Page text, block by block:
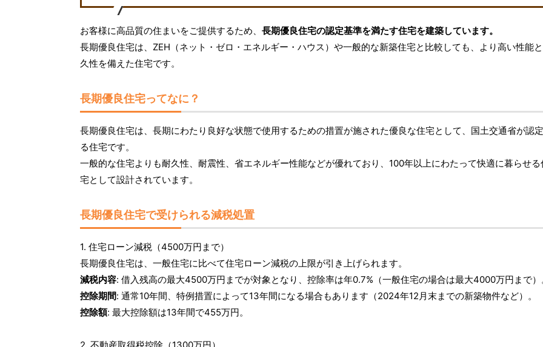
お客様に高品質の住まいをご提供するため、 長期優良住宅の認定基準を満たす住宅を建築しています。
長期優良住宅は、ZEH（ネット・ゼロ・エネルギー・ハウス）や一般的な新築住宅と比較しても、より高い性能
久性を備えた住宅です。
長期優良住宅ってなに？
長期優良住宅は、長期にわたり良好な状態で使用するための措置が施された優良な住宅として、国土交通省が認
る住宅です。
一般的な住宅よりも耐久性、耐震性、省エネルギー性能などが優れており、100年以上にわたって快適に暮らせる
宅として設計されています。
長期優良住宅で受けられる減税処置
1. 住宅ローン減税（4500万円まで）
長期優良住宅は、一般住宅に比べて住宅ローン減税の上限が引き上げられます。
減税内容: 借入残高の最大4500万円までが対象となり、控除率は年0.7%（一般住宅の場合は最大4000万円まで）
控除期間: 通常10年間、特例措置によって13年間になる場合もあります（2024年12月末までの新築物件など）。
控除額: 最大控除額は13年間で455万円。